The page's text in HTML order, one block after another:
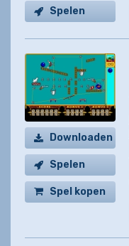
Spelen
Downloaden
Spelen
Spel kopen